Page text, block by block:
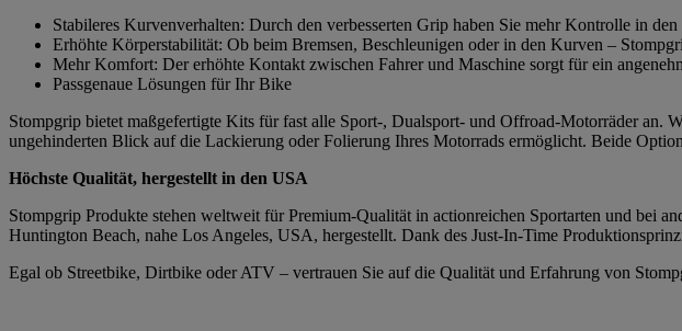
Stabileres Kurvenverhalten: Durch den verbesserten Grip haben Sie mehr Kontrolle in
Erhöhte Körperstabilität: Ob beim Bremsen, Beschleunigen oder in den Kurven –
Mehr Komfort: Der erhöhte Kontakt zwischen Fahrer und Maschine sorgt für ein
Passgenaue Lösungen für Ihr Bike
Stompgrip bietet maßgefertigte Kits für fast alle Sport-, Dualsport- und Offroad-Motorräder an.
ungehinderten Blick auf die Lackierung oder Folierung Ihres Motorrads ermöglicht. Beide
Höchste Qualität, hergestellt in den USA
Stompgrip Produkte stehen weltweit für Premium-Qualität in actionreichen Sportarten und bei
Huntington Beach, nahe Los Angeles, USA, hergestellt. Dank des Just-In-Time
Egal ob Streetbike, Dirtbike oder ATV – vertrauen Sie auf die Qualität und Erfahrung von